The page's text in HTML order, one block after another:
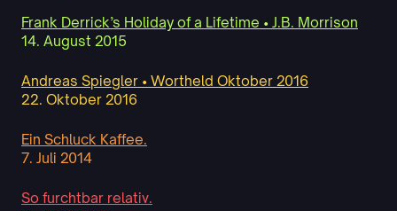
Frank Derrick’s Holiday of a Lifetime • J.B. Morrison
14. August 2015
Andreas Spiegler • Wortheld Oktober 2016
22. Oktober 2016
Ein Schluck Kaffee.
7. Juli 2014
So furchtbar relativ.